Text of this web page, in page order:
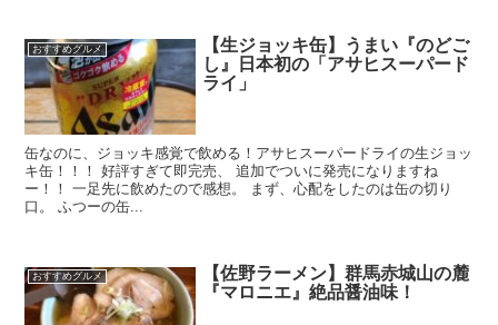
おすすめグルメ
【生ジョッキ缶】うまい『のどご
し』日本初の「アサヒスーパード
ライ」
缶なのに、ジョッキ感覚で飲める！アサヒスーパードライの生ジョッ
キ缶！！！ 好評すぎて即完売、 追加でついに発売になりますね
ー！！ 一足先に飲めたので感想。 まず、心配をしたのは缶の切り
口。 ふつーの缶...
おすすめグルメ
【佐野ラーメン】群馬赤城山の麓
『マロニエ』絶品醤油味！